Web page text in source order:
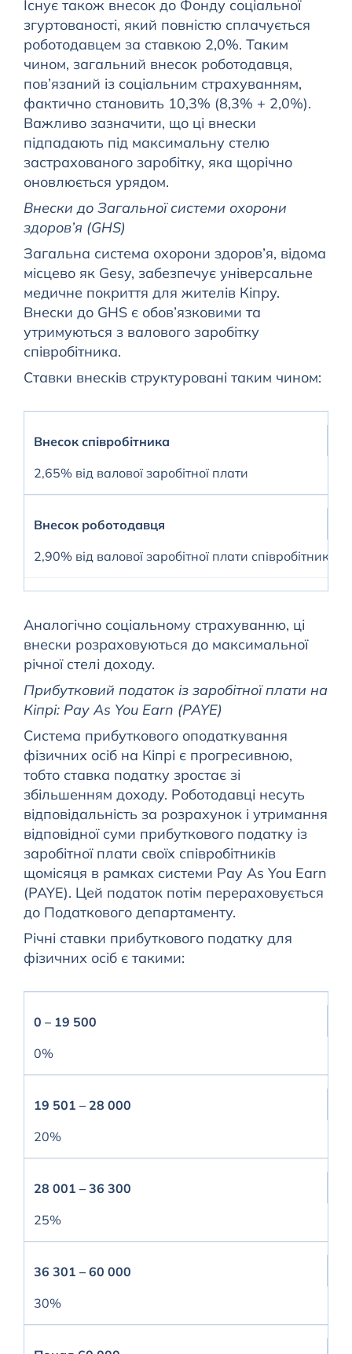
Існує також внесок до Фонду соціальної
згуртованості, який повністю сплачується
роботодавцем за ставкою 2,0%. Таким
чином, загальний внесок роботодавця,
пов’язаний із соціальним страхуванням,
фактично становить 10,3% (8,3% + 2,0%).
Важливо зазначити, що ці внески
підпадають під максимальну стелю
застрахованого заробітку, яка щорічно
оновлюється урядом.
Внески до Загальної системи охорони
здоров’я (GHS)
Загальна система охорони здоров’я, відома
місцево як Gesy, забезпечує універсальне
медичне покриття для жителів Кіпру.
Внески до GHS є обов’язковими та
утримуються з валового заробітку
співробітника.
Ставки внесків структуровані таким чином:
Внесок співробітника
2,65% від валової заробітної плати
Внесок роботодавця
2,90% від валової заробітної плати співробітника
Аналогічно соціальному страхуванню, ці
внески розраховуються до максимальної
річної стелі доходу.
Прибутковий податок із заробітної плати на
Кіпрі: Pay As You Earn (PAYE)
Система прибуткового оподаткування
фізичних осіб на Кіпрі є прогресивною,
тобто ставка податку зростає зі
збільшенням доходу. Роботодавці несуть
відповідальність за розрахунок і утримання
відповідної суми прибуткового податку із
заробітної плати своїх співробітників
щомісяця в рамках системи Pay As You Earn
(PAYE). Цей податок потім перераховується
до Податкового департаменту.
Річні ставки прибуткового податку для
фізичних осіб є такими:
0 – 19 500
0%
19 501 – 28 000
20%
28 001 – 36 300
25%
36 301 – 60 000
30%